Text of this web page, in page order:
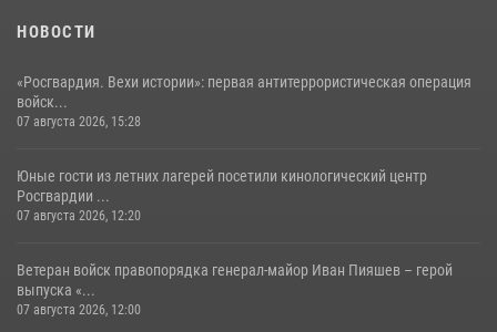
НОВОСТИ
«Росгвардия. Вехи истории»: первая антитеррористическая операция
войск...
07 августа 2026, 15:28
Юные гости из летних лагерей посетили кинологический центр
Росгвардии ...
07 августа 2026, 12:20
Ветеран войск правопорядка генерал-майор Иван Пияшев – герой
выпуска «...
07 августа 2026, 12:00